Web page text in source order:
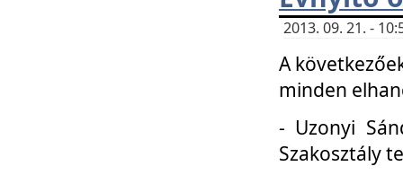
2013. 09. 21. -
A
minden
- Uzonyi
Szakosztály